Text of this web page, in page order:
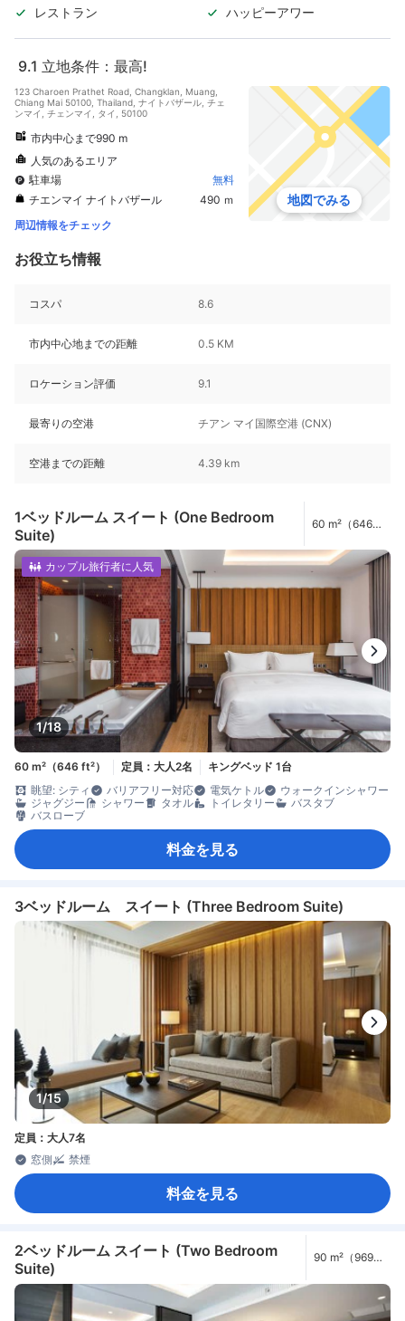
レストラン
ハッピーアワー
9.1 立地条件：最高!
123 Charoen Prathet Road, Changklan, Muang,
Chiang Mai 50100, Thailand, ナイトバザール, チェ
ンマイ, チェンマイ, タイ, 50100
市内中心まで990 m
人気のあるエリア
駐車場
無料
チエンマイ ナイトバザール
490 ｍ
周辺情報をチェック
地図でみる
お役立ち情報
コスパ 8.6
市内中心地までの距離 0.5 KM
ロケーション評価 9.1
最寄りの空港 チアン マイ国際空港 (CNX)
空港までの距離 4.39 km
1ベッドルーム スイート (One Bedroom
Suite)
60 m²（646
1/18
カップル旅行者に人気
60 m²（646 ft²） 定員：大人2名
キングベッド 1台
眺望: シティ
バリアフリー対応 電気ケトル
ウォークインシャワー
ジャグジー
シャワー タオル トイレタリー
バスタブ
バスローブ
料金を見る
3ベッドルーム スイート (Three Bedroom Suite)
1/15
定員：大人7名
窓側
禁煙
料金を見る
2ベッドルーム スイート (Two Bedroom
Suite)
90 m²（969